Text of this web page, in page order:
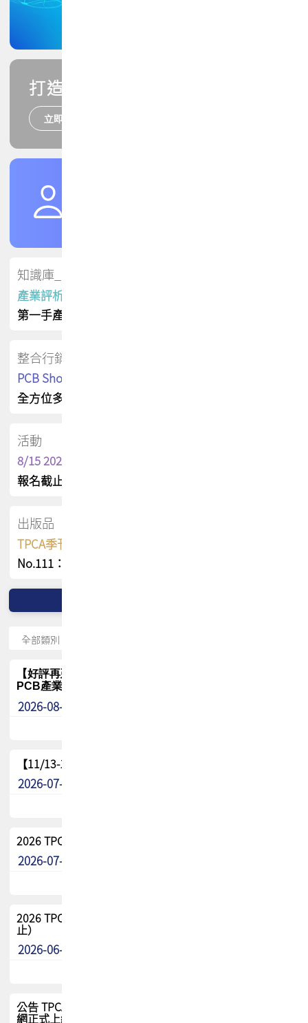
打造您的PCB專業技能
立即報名
知識庫_會員專屬
產業評析報告
第一手產業資訊
整合行銷
PCB Shop 採購指南
全方位多元曝光方案
活動
8/15 2026 TPCA健康盃保齡球聯誼賽
報名截止日 : 8/3 活動日期 : 8/15
出版品
TPCA季刊 FREE 線上版
No.111：PCB全球風險布局與韌性
【好評再延長】PCB GPT 全面開放體驗延長到8月!!
PCB產業專屬 AI 知識平台
2026-08-04
【11/13-15】2026 TPCA 百岳登頂_南橫三星
2026-07-22
2026 TPCA中南區會員問卷暨7/31交流餐敘報名
2026-07-08
2026 TPCA健康盃保齡球聯誼賽 熱烈報名中（8/3報名截
止）
2026-06-29
公告 TPCA 台灣電路板協會官網將迎來新面貌，7/1 新官
網正式上線！